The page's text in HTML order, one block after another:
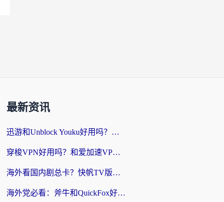
最新资讯
迅游和Unblock Youku好用吗？海外党亲测：3个维度教你选对回国加速器
穿梭VPN好用吗？和爱加速VPN对比哪个回国效果更好？海外党必看的实用指南
海外看国内剧总卡？快帆TV版VPN好用吗？和海牛VPN对比哪个回国效果更好？
海外党必看：斧牛和QuickFox好用吗？3步选对回国加速器，无缝刷国内剧玩游戏